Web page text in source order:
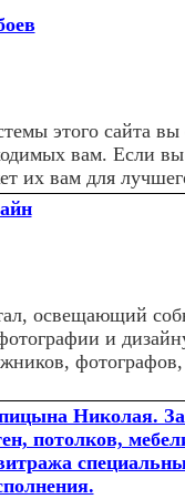
этого сайта вы
вам. Если вы
их вам для
освещающий
и
Николая.
потолков,